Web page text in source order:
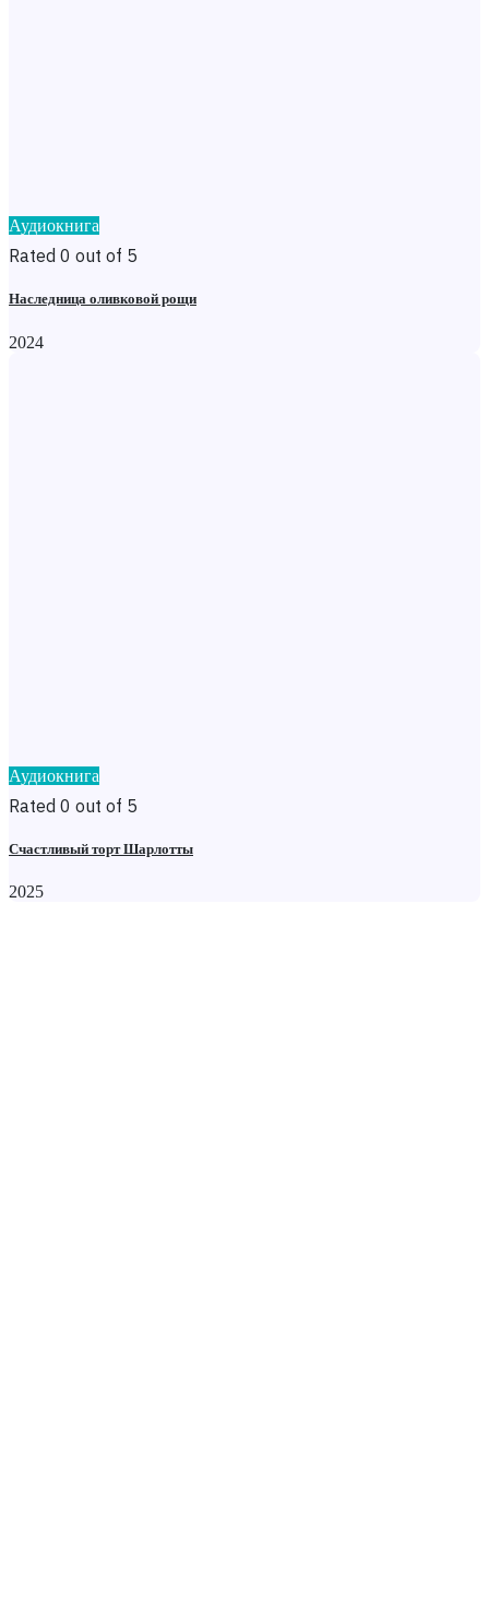
Аудиокнига
Rated 0 out of 5
Наследница оливковой рощи
2024
Аудиокнига
Rated 0 out of 5
Счастливый торт Шарлотты
2025